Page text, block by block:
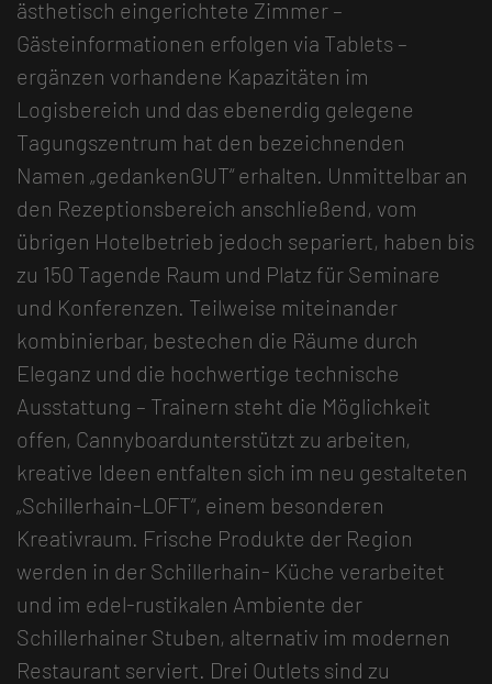
ästhetisch eingerichtete Zimmer –
Gästeinformationen erfolgen via Tablets –
ergänzen vorhandene Kapazitäten im
Logisbereich und das ebenerdig gelegene
Tagungszentrum hat den bezeichnenden
Namen „gedankenGUT“ erhalten. Unmittelbar an
den Rezeptionsbereich anschließend, vom
übrigen Hotelbetrieb jedoch separiert, haben bis
zu 150 Tagende Raum und Platz für Seminare
und Konferenzen. Teilweise miteinander
kombinierbar, bestechen die Räume durch
Eleganz und die hochwertige technische
Ausstattung – Trainern steht die Möglichkeit
offen, Cannyboardunterstützt zu arbeiten,
kreative Ideen entfalten sich im neu gestalteten
„Schillerhain-LOFT“, einem besonderen
Kreativraum. Frische Produkte der Region
werden in der Schillerhain- Küche verarbeitet
und im edel-rustikalen Ambiente der
Schillerhainer Stuben, alternativ im modernen
Restaurant serviert. Drei Outlets sind zu